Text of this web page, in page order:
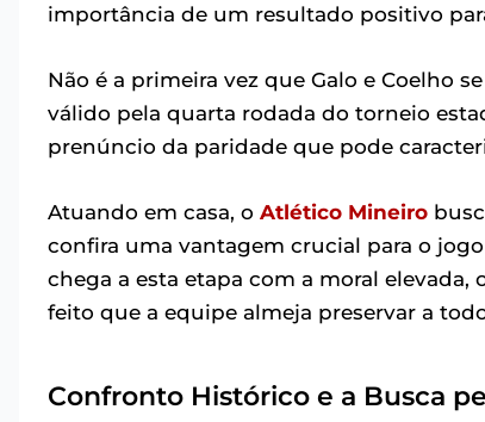
importância de um resultado positivo
Não é a primeira vez que Galo e Coelho
válido pela quarta rodada do torneio
prenúncio da paridade que pode
Atuando em casa, o Atlético Mineiro
confira uma vantagem crucial para o
chega a esta etapa com a moral
feito que a equipe almeja preservar a
Confronto Histórico e a Busca